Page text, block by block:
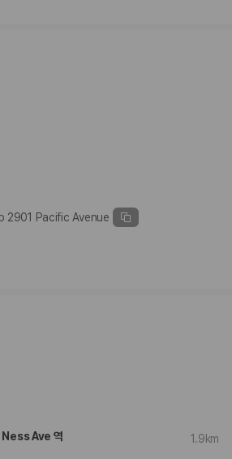
본요금만으로 판단하기 어렵습니다. 보험 포
조건을 함께 확인하세요
와 셔틀 편의성에 따라 실제 이용 만족도가
별 가격비교
적합하며 제주 렌트카 최저가를 찾는 사용자
차종입니다.
이 선택되며 가격과 승차감의 균형이 좋은 차
2901 Pacific Avenue
Ave 역
1.9km